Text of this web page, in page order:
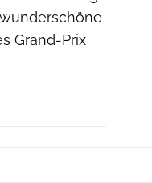
Grand-Prix